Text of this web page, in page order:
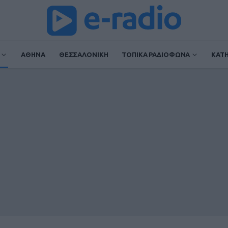
ΑΘΗΝΑ ΘΕΣΣΑΛΟΝΙΚΗ ΤΟΠΙΚΑ ΡΑΔΙΟΦΩΝΑ